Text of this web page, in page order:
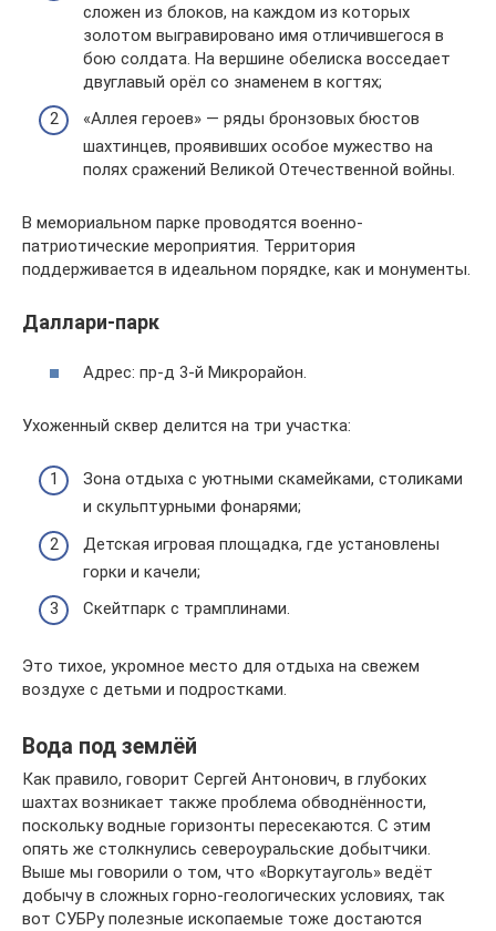
сложен из блоков, на каждом из которых
золотом выгравировано имя отличившегося в
бою солдата. На вершине обелиска восседает
двуглавый орёл со знаменем в когтях;
«Аллея героев» — ряды бронзовых бюстов
шахтинцев, проявивших особое мужество на
полях сражений Великой Отечественной войны.
В мемориальном парке проводятся военно-
патриотические мероприятия. Территория
поддерживается в идеальном порядке, как и монументы.
Даллари-парк
Адрес: пр-д 3-й Микрорайон.
Ухоженный сквер делится на три участка:
Зона отдыха с уютными скамейками, столиками
и скульптурными фонарями;
Детская игровая площадка, где установлены
горки и качели;
Скейтпарк с трамплинами.
Это тихое, укромное место для отдыха на свежем
воздухе с детьми и подростками.
Вода под землёй
Как правило, говорит Сергей Антонович, в глубоких
шахтах возникает также проблема обводнённости,
поскольку водные горизонты пересекаются. С этим
опять же столкнулись североуральские добытчики.
Выше мы говорили о том, что «Воркутауголь» ведёт
добычу в сложных горно-геологических условиях, так
вот СУБРу полезные ископаемые тоже достаются